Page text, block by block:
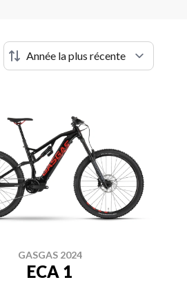
GASGAS 2024
ECA 1